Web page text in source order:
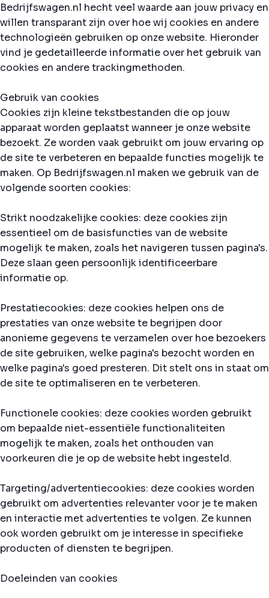
Bedrijfswagen.nl hecht veel waarde aan jouw privacy en
willen transparant zijn over hoe wij cookies en andere
technologieën gebruiken op onze website. Hieronder
vind je gedetailleerde informatie over het gebruik van
cookies en andere trackingmethoden.
Gebruik van cookies
Cookies zijn kleine tekstbestanden die op jouw
apparaat worden geplaatst wanneer je onze website
bezoekt. Ze worden vaak gebruikt om jouw ervaring op
de site te verbeteren en bepaalde functies mogelijk te
maken. Op Bedrijfswagen.nl maken we gebruik van de
volgende soorten cookies:
Strikt noodzakelijke cookies: deze cookies zijn
essentieel om de basisfuncties van de website
mogelijk te maken, zoals het navigeren tussen pagina's.
Deze slaan geen persoonlijk identificeerbare
informatie op.
Prestatiecookies: deze cookies helpen ons de
prestaties van onze website te begrijpen door
anonieme gegevens te verzamelen over hoe bezoekers
de site gebruiken, welke pagina's bezocht worden en
welke pagina's goed presteren. Dit stelt ons in staat om
de site te optimaliseren en te verbeteren.
Functionele cookies: deze cookies worden gebruikt
om bepaalde niet-essentiële functionaliteiten
mogelijk te maken, zoals het onthouden van
voorkeuren die je op de website hebt ingesteld.
Targeting/advertentiecookies: deze cookies worden
gebruikt om advertenties relevanter voor je te maken
en interactie met advertenties te volgen. Ze kunnen
ook worden gebruikt om je interesse in specifieke
producten of diensten te begrijpen.
Doeleinden van cookies